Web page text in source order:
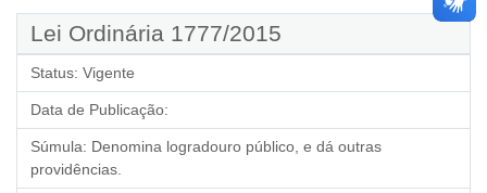
Lei Ordinária 1777/2015
Status: Vigente
Data de Publicação:
Súmula: Denomina logradouro público, e dá outras
providências.